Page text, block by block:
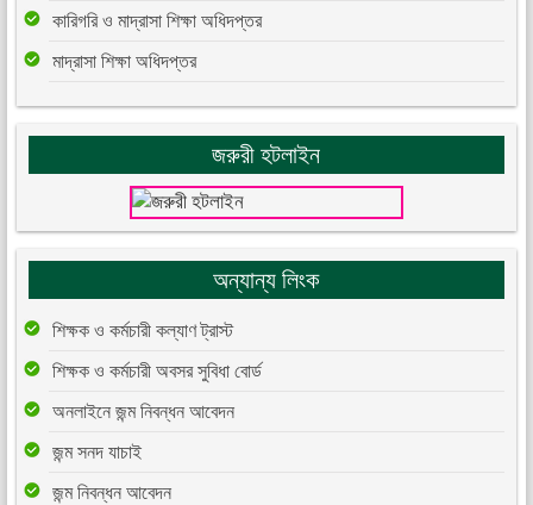
কারিগরি ও মাদ্রাসা শিক্ষা অধিদপ্তর
মাদ্রাসা শিক্ষা অধিদপ্তর
জরুরী হটলাইন
অন্যান্য লিংক
শিক্ষক ও কর্মচারী কল্যাণ ট্রাস্ট
শিক্ষক ও কর্মচারী অবসর সুবিধা বোর্ড
অনলাইনে জন্ম নিবন্ধন আবেদন
জন্ম সনদ যাচাই
জন্ম নিবন্ধন আবেদন